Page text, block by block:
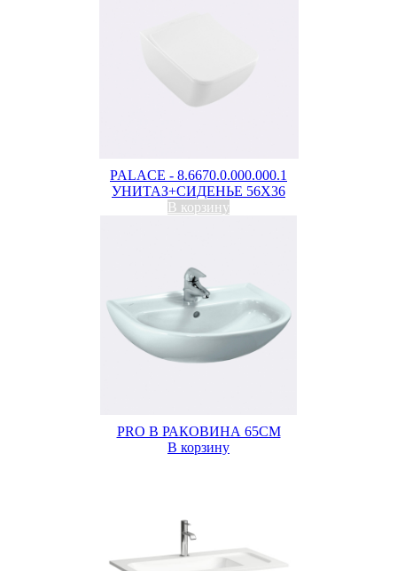
PALACE - 8.6670.0.000.000.1
УНИТАЗ+СИДЕНЬЕ 56X36
В корзину
PRO B РАКОВИНА 65СМ
В корзину